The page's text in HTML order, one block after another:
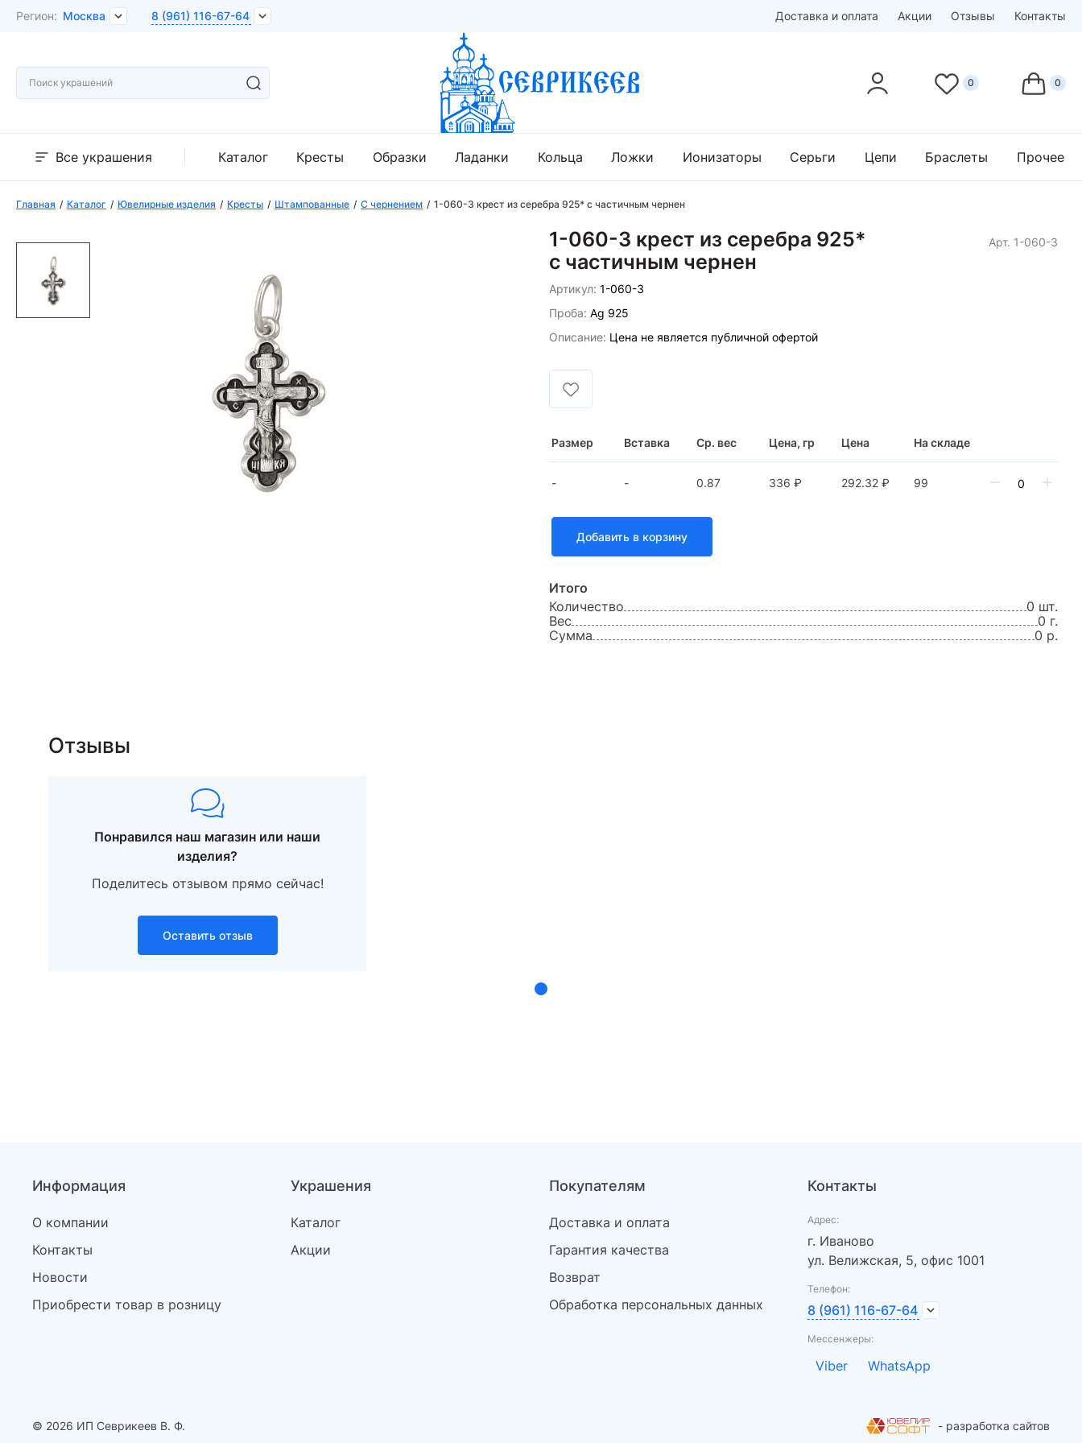
Регион: Москва 8 (961) 116-67-64 Доставка и оплата Акции Отзывы Контакты
Все украшения Каталог Кресты Образки Ладанки Кольца Ложки Ионизаторы Серьги Цепи Браслеты Прочее
Главная Каталог Ювелирные изделия Кресты Штампованные С чернением 1-060-3 крест из серебра 925* с частичным чернен
1-060-3 крест из серебра 925*
с частичным чернен
Арт. 1-060-3
Артикул: 1-060-3
Проба: Ag 925
Описание: Цена не является публичной офертой
Размер Вставка Ср. вес Цена, гр Цена На складе
- - 0.87 336 ₽ 292.32 ₽ 99
Добавить в корзину
Итого
Количество
0 шт.
Вес
0 г.
Сумма
0 р.
Отзывы
Понравился наш магазин или наши
изделия?
Поделитесь отзывом прямо сейчас!
Оставить отзыв
Информация
О компании
Контакты
Новости
Приобрести товар в розницу
Украшения
Каталог
Акции
Покупателям
Доставка и оплата
Гарантия качества
Возврат
Обработка персональных данных
Контакты
Адрес:
г. Иваново
ул. Велижская, 5, офис 1001
Телефон:
8 (961) 116-67-64
Мессенжеры:
Viber WhatsApp
© 2026 ИП Севрикеев В. Ф. - разработка сайтов